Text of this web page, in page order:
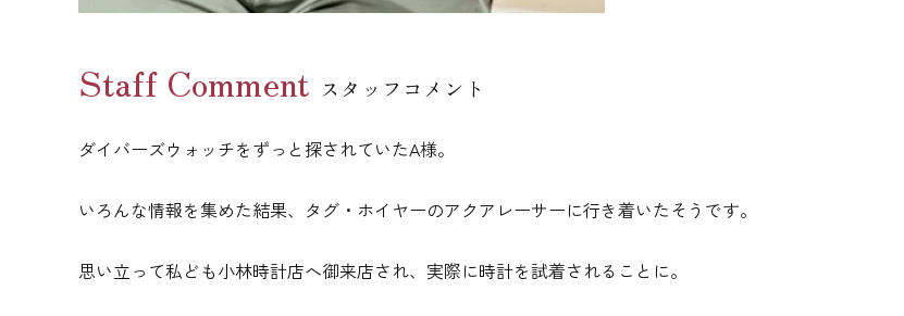
Staff Comment スタッフコメント
ダイバーズウォッチをずっと探されていたA様。
いろんな情報を集めた結果、タグ・ホイヤーのアクアレーサーに行き着いたそうです。
思い立って私ども小林時計店へ御来店され、実際に時計を試着されることに。